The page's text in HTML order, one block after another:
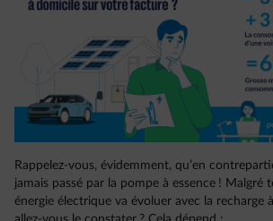
Rappelez-vous, évidemment, qu’en
jamais passé par la pompe à essence ! Malgré
énergie électrique va évoluer avec la recharge